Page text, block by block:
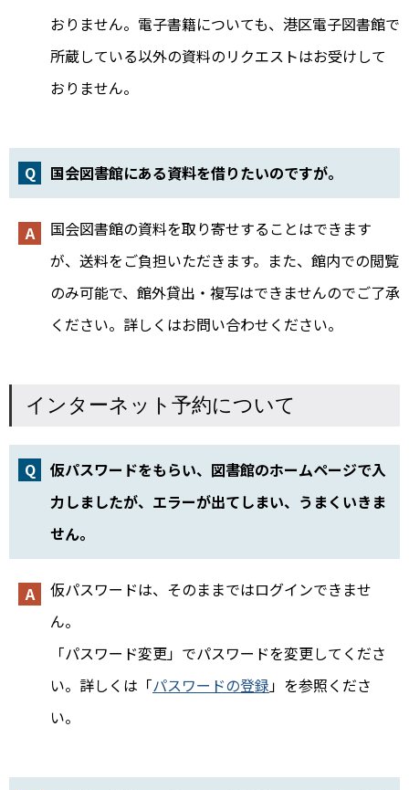
おりません。電子書籍についても、港区電子図書館で
所蔵している以外の資料のリクエストはお受けして
おりません。
国会図書館にある資料を借りたいのですが。
国会図書館の資料を取り寄せすることはできます
が、送料をご負担いただきます。また、館内での閲覧
のみ可能で、館外貸出・複写はできませんのでご了承
ください。詳しくはお問い合わせください。
インターネット予約について
仮パスワードをもらい、図書館のホームページで入
力しましたが、エラーが出てしまい、うまくいきま
せん。
仮パスワードは、そのままではログインできませ
ん。
「パスワード変更」でパスワードを変更してくださ
い。詳しくは「パスワードの登録」を参照くださ
い。